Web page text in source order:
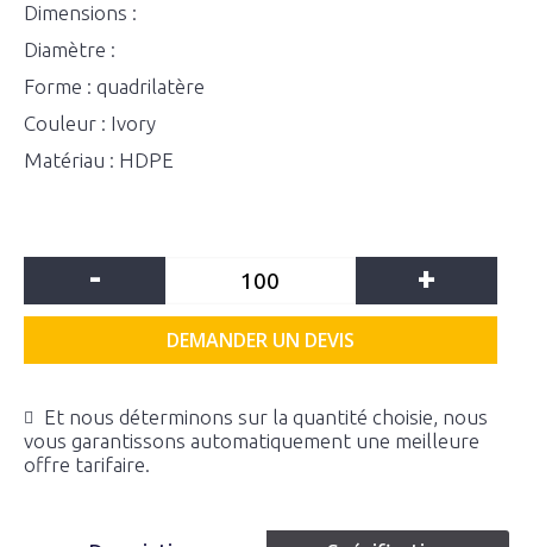
Dimensions :
Diamètre :
Forme : quadrilatère
Couleur : Ivory
Matériau : HDPE
- +
DEMANDER UN DEVIS
Et nous déterminons sur la quantité choisie, nous
vous garantissons automatiquement une meilleure
offre tarifaire.